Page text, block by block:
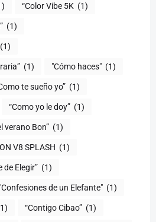
“Color Vibe 5K (1)
(1)
(1)
(1) "Cómo haces" (1)
te sueño yo” (1)
“Como yo le doy” (1)
verano Bon” (1)
V8 SPLASH (1)
de Elegir” (1)
"Confesiones de un Elefante" (1)
“Contigo Cibao” (1)